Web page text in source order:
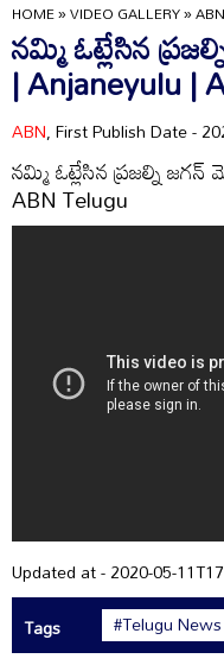
HOME»VIDEO GALLERY»
నమ్మి ఓట్లేసిన
| Anjaneyulu |
ABN, First Publish Date -
నమ్మి ఓట్లేసిన ప్రజల్ని జగన్
ABN Telugu
Updated at - 2020-05-
Tags
#Telugu News